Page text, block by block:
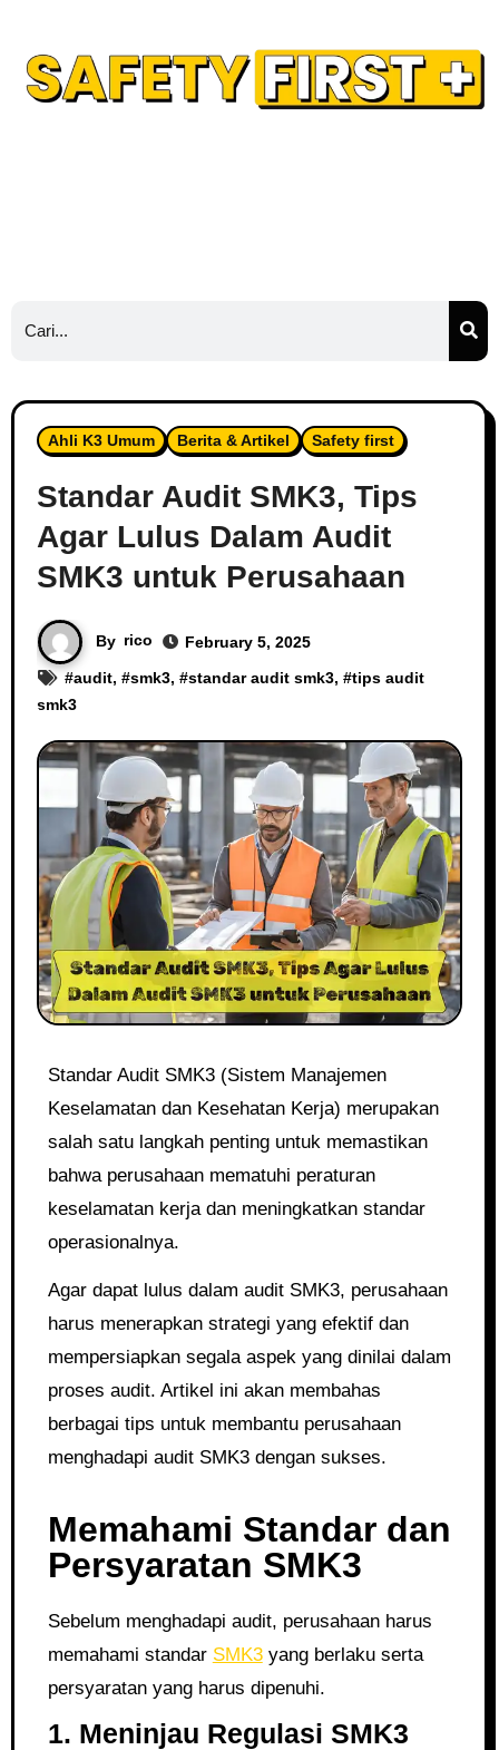
Ahli K3 Umum Berita & Artikel Safety first
Standar Audit SMK3, Tips
Agar Lulus Dalam Audit
SMK3 untuk Perusahaan
By rico
February 5, 2025
#audit, #smk3, #standar audit smk3, #tips audit
smk3
Standar Audit SMK3 (Sistem Manajemen
Keselamatan dan Kesehatan Kerja) merupakan
salah satu langkah penting untuk memastikan
bahwa perusahaan mematuhi peraturan
keselamatan kerja dan meningkatkan standar
operasionalnya.
Agar dapat lulus dalam audit SMK3, perusahaan
harus menerapkan strategi yang efektif dan
mempersiapkan segala aspek yang dinilai dalam
proses audit. Artikel ini akan membahas
berbagai tips untuk membantu perusahaan
menghadapi audit SMK3 dengan sukses.
Memahami Standar dan
Persyaratan SMK3
Sebelum menghadapi audit, perusahaan harus
memahami standar SMK3yang berlaku serta
persyaratan yang harus dipenuhi.
1. Meninjau Regulasi SMK3